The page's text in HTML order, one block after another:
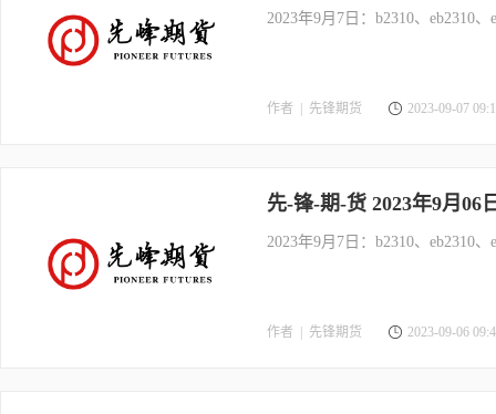
2023年9月7日：b2310、eb2310
作者 | 先锋期货 2023-09-07
先-锋-期-货 2023年9月06
2023年9月7日：b2310、eb2310
作者 | 先锋期货 2023-09-06